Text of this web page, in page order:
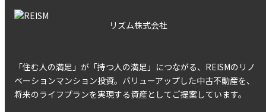
リズム株式会社
「住む人の満足」が「持つ人の満足」につながる、REISMのリノ
ベーションマンション投資。バリューアップした中古不動産を、
将来のライフプランを実現する資産としてご提案しています。